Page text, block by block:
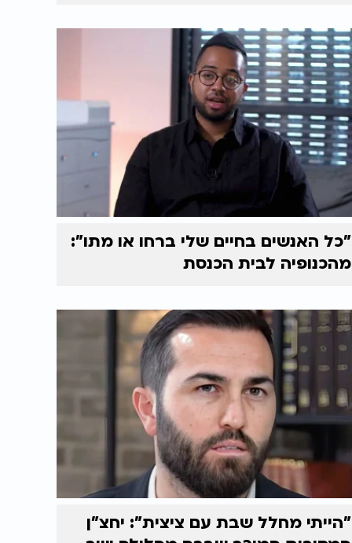
"כל האנשים בחיים שלי ברחו או מתו":
מהכנופיה לבית הכנסת
"הייתי מחלל שבת עם ציצית": יחצ"ן